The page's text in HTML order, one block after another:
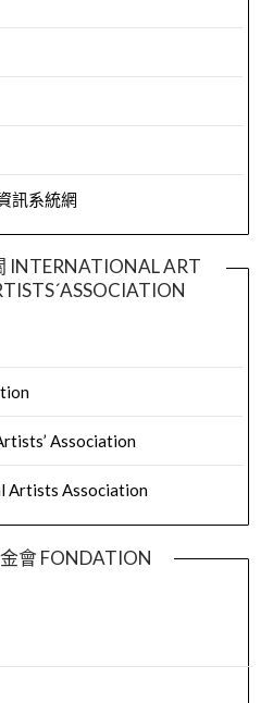
訊系統網
INTERNATIONAL ART
Association
Artists Association
會 FONDATION